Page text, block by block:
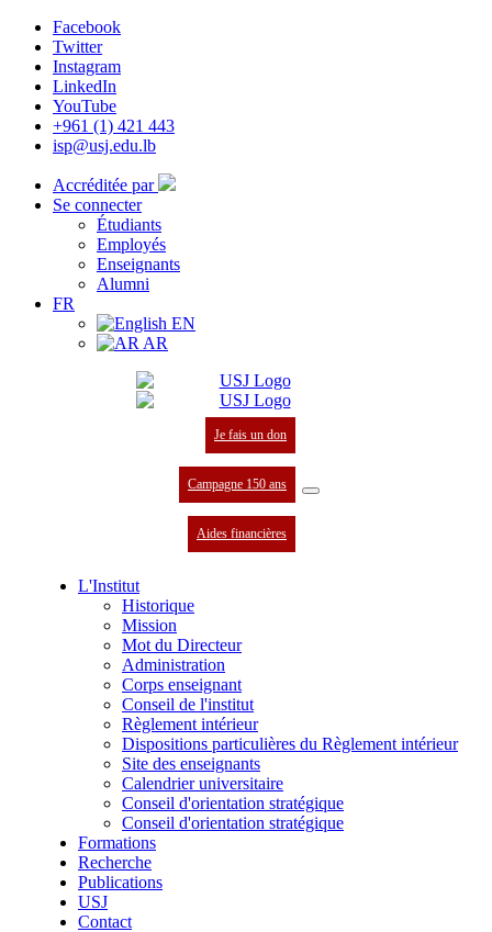
Facebook
Twitter
Instagram
LinkedIn
YouTube
+961 (1) 421 443
isp@usj.edu.lb
Accréditée par
Se connecter
Étudiants
Employés
Enseignants
Alumni
FR
EN
AR
Je fais un don
Campagne 150 ans
Aides financières
L'Institut
Historique
Mission
Mot du Directeur
Administration
Corps enseignant
Conseil de l'institut
Règlement intérieur
Dispositions particulières du Règlement intérieur
Site des enseignants
Calendrier universitaire
Conseil d'orientation stratégique
Conseil d'orientation stratégique
Formations
Recherche
Publications
USJ
Contact